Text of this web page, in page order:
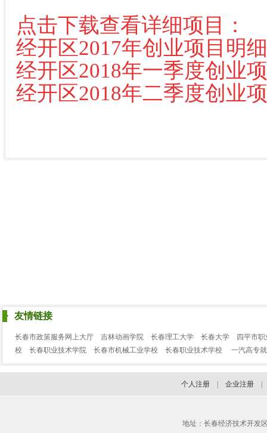
点击下载查看详细项目：
经开区2017年创业项目明细
经开区2018年一季度创业
经开区2018年二季度创业
友情链接
长春市政策服务网上大厅 吉林动画学院 长春理工大学 长春大学
四平市
校
长春职业技术学院 长春市机械工业学校 长春职业技术学校 一汽高专
个人注册 企业注册
地址：长春经济技术开发